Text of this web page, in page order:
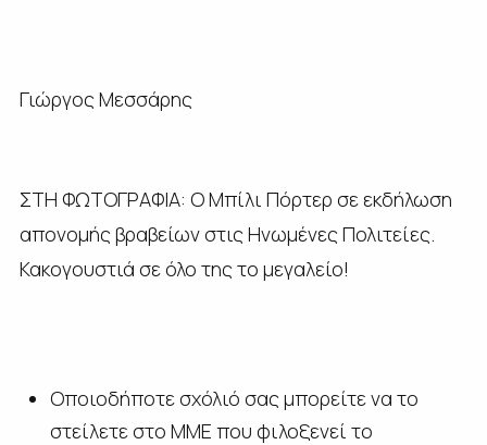
Γιώργος Μεσσάρης
ΣΤΗ ΦΩΤΟΓΡΑΦΙΑ: Ο Μπίλι Πόρτερ σε εκδήλωση
απονομής βραβείων στις Ηνωμένες Πολιτείες.
Κακογουστιά σε όλο της το μεγαλείο!
Οποιοδήποτε σχόλιό σας μπορείτε να το
στείλετε στο ΜΜΕ που φιλοξενεί το